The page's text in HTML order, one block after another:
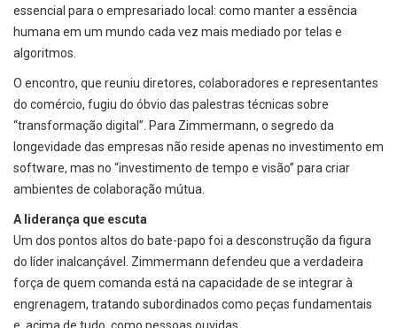
essencial para o empresariado local: como manter a essência
humana em um mundo cada vez mais mediado por telas e
algoritmos.
O encontro, que reuniu diretores, colaboradores e representantes
do comércio, fugiu do óbvio das palestras técnicas sobre
“transformação digital”. Para Zimmermann, o segredo da
longevidade das empresas não reside apenas no investimento em
software, mas no “investimento de tempo e visão” para criar
ambientes de colaboração mútua.
A liderança que escuta
Um dos pontos altos do bate-papo foi a desconstrução da figura
do líder inalcançável. Zimmermann defendeu que a verdadeira
força de quem comanda está na capacidade de se integrar à
engrenagem, tratando subordinados como peças fundamentais